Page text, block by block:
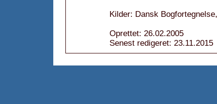
Kilder: Dansk
Oprettet: 26.02.2005
Senest redigeret: 23.11.2015